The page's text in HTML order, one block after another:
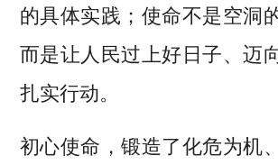
的具体实践；使命不是空洞
而是让人民过上好日子、迈
扎实行动。
初心使命，锻造了化危为机